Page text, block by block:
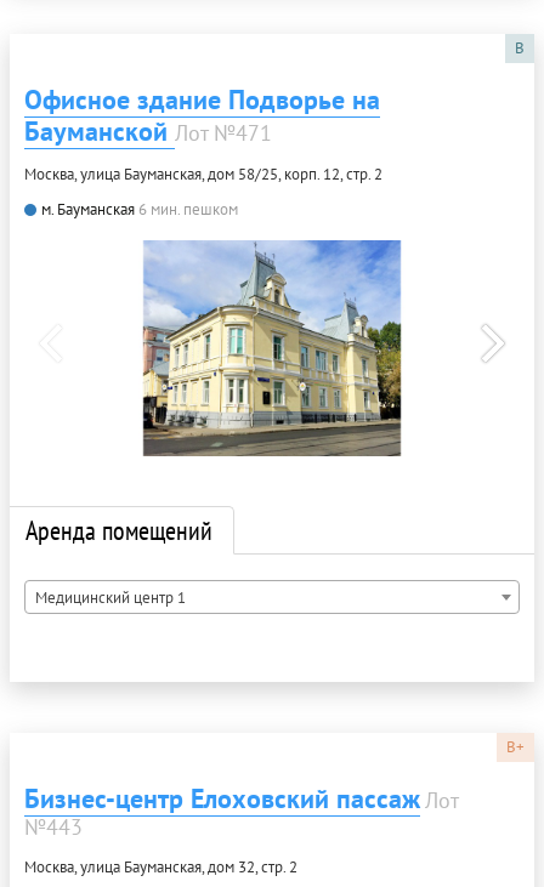
B
Офисное здание Подворье на
Бауманской Лот №471
Москва, улица Бауманская, дом 58/25, корп. 12, стр. 2
м. Бауманская 6 мин. пешком
Аренда помещений
Медицинский центр 1
B+
Бизнес-центр Елоховский пассажЛот
№443
Москва, улица Бауманская, дом 32, стр. 2